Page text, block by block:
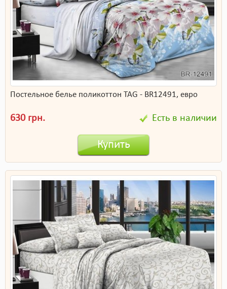
Постельное белье поликоттон TAG - BR12491, евро
630 грн. Есть в наличии
Купить